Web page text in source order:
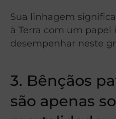
Sua linhagem
à Terra com um
desempenhar neste
3. Bênçãos
são apenas